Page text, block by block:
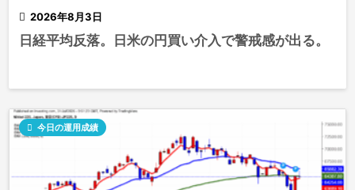
 2026年8月3日
日経平均反落。日米の円買い介入で警戒感が出る。
 今日の運用成績